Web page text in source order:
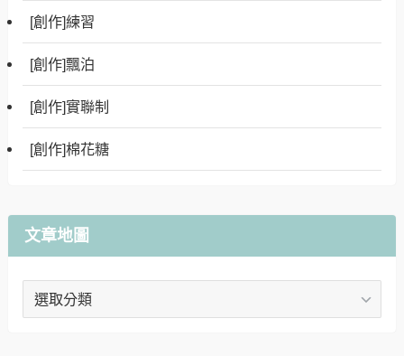
[創作]練習
[創作]飄泊
[創作]實聯制
[創作]棉花糖
文章地圖
文